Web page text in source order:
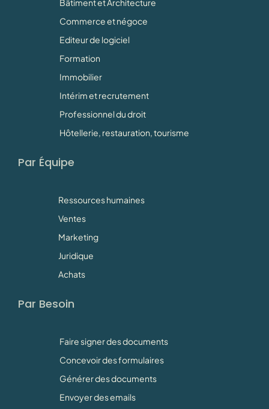
Commerce et négoce
Editeur de logiciel
Formation
Immobilier
Intérim et recrutement
Professionnel du droit
Hôtellerie, restauration, tourisme
Par Équipe
Ressources humaines
Ventes
Marketing
Juridique
Achats
Par Besoin
Faire signer des documents
Concevoir des formulaires
Générer des documents
Envoyer des emails